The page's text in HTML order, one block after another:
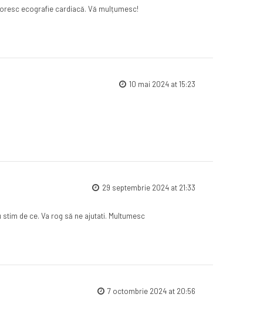
ecografie cardiacă. Vă mulțumesc!
10 mai 2024 at 15:23
29 septembrie 2024 at 21:33
de ce. Va rog să ne ajutati. Multumesc
7 octombrie 2024 at 20:56